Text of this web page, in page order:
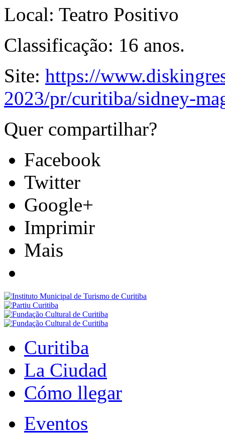
Local: Teatro Positivo
Classificação: 16 anos.
Site: https://
2023/pr/curitiba/sidney-
Quer compartilhar?
Facebook
Twitter
Google+
Imprimir
Mais
Curitiba
La Ciudad
Cómo llegar
Eventos